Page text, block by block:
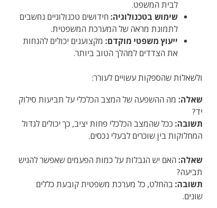
לבית המשפט.
שימוש בטכנולוגיה: חידושים טכנולוגיים נחשבים
לתמונת מראה של המערכת המשפטית.
ייעוץ משפטי מוקדם: מקצוענים יכולים להנחות
את הצדדים למהלך הטוב ביותר.
ולשאלות שהספקות עשויים לעורר:
שאלה: מה ההשפעה של המצב הכלכלי על תביעות סילוק
יד?
תשובה: ככל שהמצב הכלכלי פחות יציב, כך יכולים לגדול
המחלוקות בין שוכרים לבעלי נכסים.
שאלה: האם יש הגבלות על כמות הפעמים שאפשר להגיש
תביעה?
תשובה: בהחלט, כל מערכת משפטית קובעת כללים
שונים.